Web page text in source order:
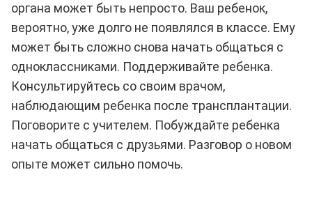
органа может быть непросто. Ваш ребенок,
вероятно, уже долго не появлялся в классе. Ему
может быть сложно снова начать общаться с
одноклассниками. Поддерживайте ребенка.
Консультируйтесь со своим врачом,
наблюдающим ребенка после трансплантации.
Поговорите с учителем. Побуждайте ребенка
начать общаться с друзьями. Разговор о новом
опыте может сильно помочь.